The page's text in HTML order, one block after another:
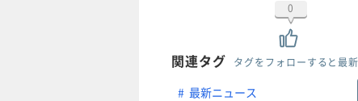
0
関連タグ タグをフォローすると最
最新ニュース